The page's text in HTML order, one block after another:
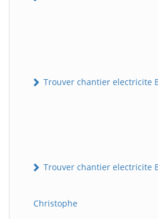
Trouver chantier electricite
Trouver chantier electricite
Christophe